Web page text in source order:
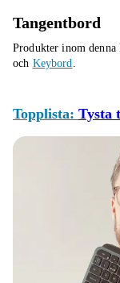
Tangentbord
Produkter inom denna
och Keybord.
Topplista: Tysta